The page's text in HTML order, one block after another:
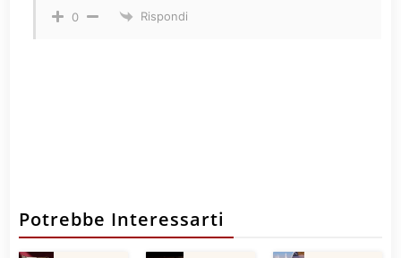
0 Rispondi
Potrebbe Interessarti